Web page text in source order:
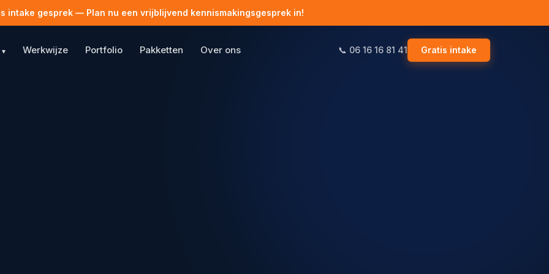
intake gesprek— Plan nu een vrijblijvend kennismakingsgesprek in!
Werkwijze Portfolio Pakketten Over ons 📞 06 16 16 81 41 Gratis intake